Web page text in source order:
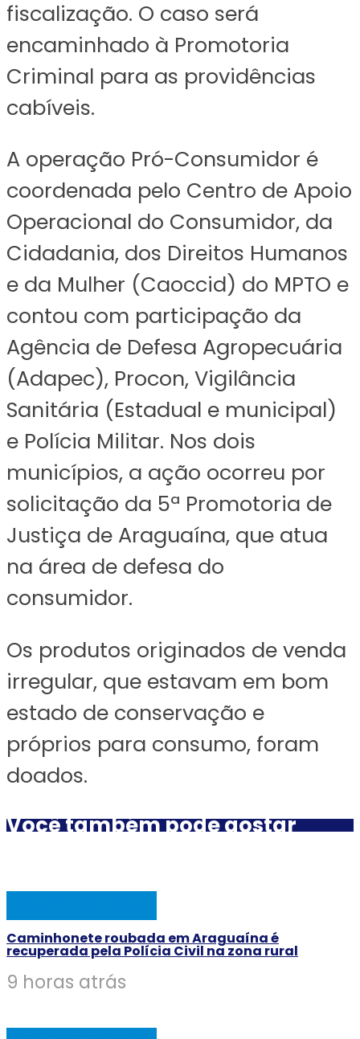
fiscalização. O caso será
encaminhado à Promotoria
Criminal para as providências
cabíveis.
A operação Pró-Consumidor é
coordenada pelo Centro de Apoio
Operacional do Consumidor, da
Cidadania, dos Direitos Humanos
e da Mulher (Caoccid) do MPTO e
contou com participação da
Agência de Defesa Agropecuária
(Adapec), Procon, Vigilância
Sanitária (Estadual e municipal)
e Polícia Militar. Nos dois
municípios, a ação ocorreu por
solicitação da 5ª Promotoria de
Justiça de Araguaína, que atua
na área de defesa do
consumidor.
Os produtos originados de venda
irregular, que estavam em bom
estado de conservação e
próprios para consumo, foram
doados.
Você também pode gostar
Caminhonete roubada em Araguaína é
recuperada pela Polícia Civil na zona rural
9 horas atrás